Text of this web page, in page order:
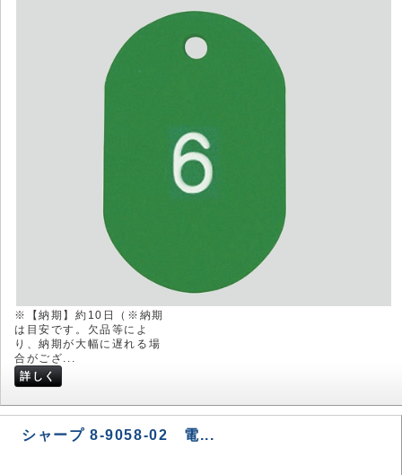
※【納期】約10日（※納期
は目安です。欠品等によ
り、納期が大幅に遅れる場
合がござ...
詳しく
シャープ 8-9058-02 電...